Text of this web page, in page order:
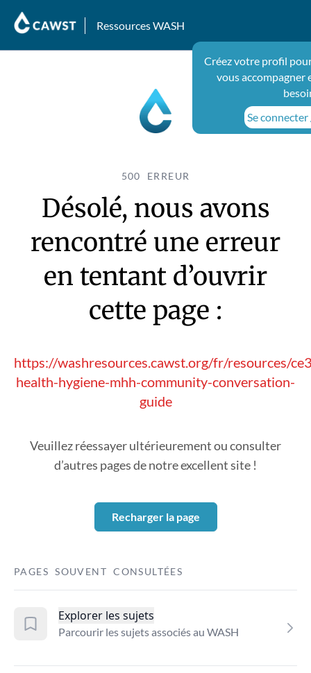
Ressources WASH
Créez votre profil
vous accompagner
Se
500 ERREUR
Désolé, nous avons
rencontré une erreur
en tentant d’ouvrir
cette page :
https://washresources.cawst.org/fr/resources/
health-hygiene-mhh-community-conversation-
guide
Veuillez réessayer ultérieurement ou consulter
d’autres pages de notre excellent site !
Recharger la page
PAGES SOUVENT CONSULTÉES
Explorer les sujets
Parcourir les sujets associés au WASH